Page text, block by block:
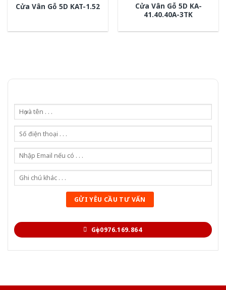
Cửa Vân Gỗ 5D KAT-1.52
Cửa Vân Gỗ 5D KA-
41.40.40A-3TK
Gọi 0976.169.864